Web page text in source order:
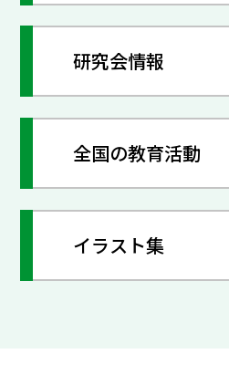
研究会情報
全国の教育活動
イラスト集